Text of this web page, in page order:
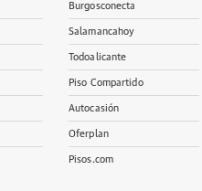
Burgosconecta
Salamancahoy
Todoalicante
Piso Compartido
Autocasión
Oferplan
Pisos.com